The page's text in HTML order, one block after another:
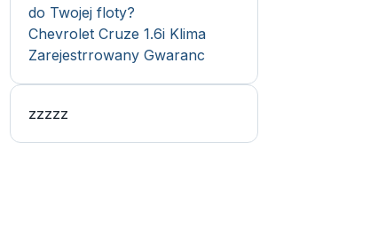
do Twojej floty?
Chevrolet Cruze 1.6i Klima
Zarejestrrowany Gwaranc
zzzzz